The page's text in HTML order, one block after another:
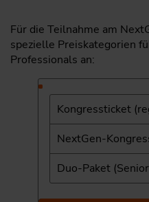
Für die Teilnahme am
spezielle Preiskategorien
Professionals an:
Kongressticket
NextGen-
Duo-Paket